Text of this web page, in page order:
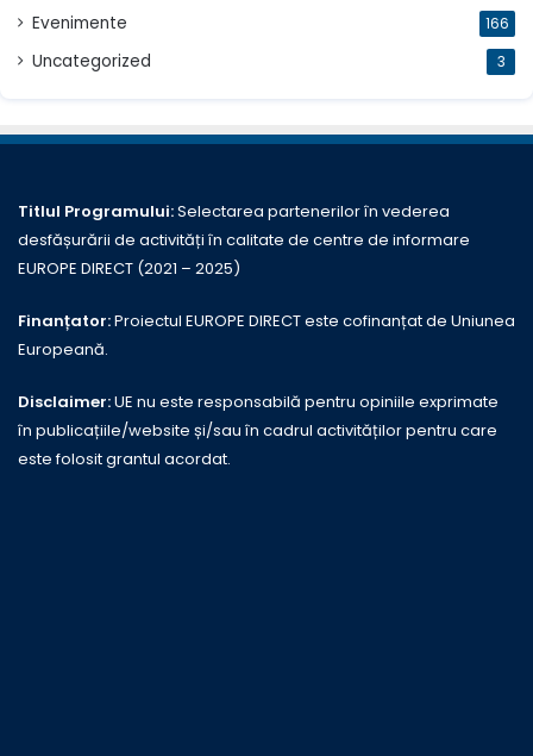
Evenimente 166
Uncategorized 3
Titlul Programului:Selectarea partenerilor în vederea
desfășurării de activități în calitate de centre de informare
EUROPE DIRECT (2021 – 2025)
Finanțator:Proiectul EUROPE DIRECT este cofinanțat de Uniunea
Europeană.
Disclaimer:UE nu este responsabilă pentru opiniile exprimate
în publicațiile/website și/sau în cadrul activităților pentru care
este folosit grantul acordat.